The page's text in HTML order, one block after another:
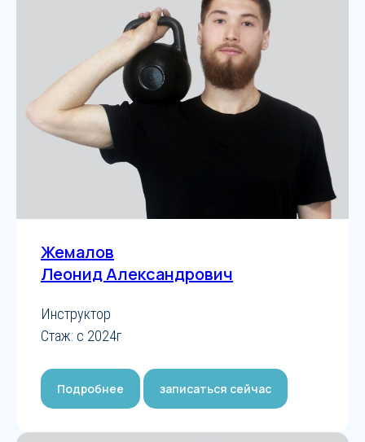
Жемалов
Леонид Александрович
Инструктор
Стаж: с 2024г
Подробнее записаться сейчас